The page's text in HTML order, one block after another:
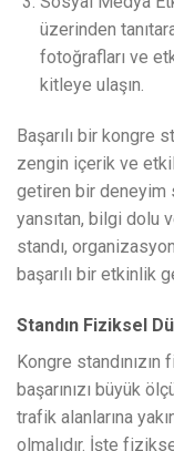
üzerinden
fotoğrafları ve
kitleye ulaşın.
Başarılı bir kongre
zengin içerik ve
getiren bir deneyim
yansıtan, bilgi dolu
standı,
başarılı bir etkinlik
Standın Fiziksel
Kongre
başarınızı büyük
trafik alanlarına
olmalıdır. İşte